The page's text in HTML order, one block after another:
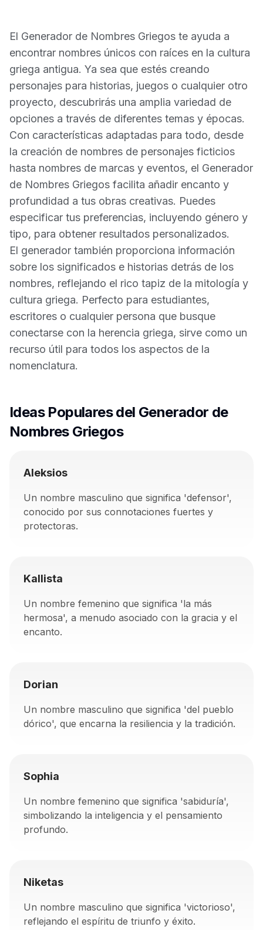
El Generador de Nombres Griegos te ayuda a
encontrar nombres únicos con raíces en la cultura
griega antigua. Ya sea que estés creando
personajes para historias, juegos o cualquier otro
proyecto, descubrirás una amplia variedad de
opciones a través de diferentes temas y épocas.
Con características adaptadas para todo, desde
la creación de nombres de personajes ficticios
hasta nombres de marcas y eventos, el Generador
de Nombres Griegos facilita añadir encanto y
profundidad a tus obras creativas. Puedes
especificar tus preferencias, incluyendo género y
tipo, para obtener resultados personalizados.
El generador también proporciona información
sobre los significados e historias detrás de los
nombres, reflejando el rico tapiz de la mitología y
cultura griega. Perfecto para estudiantes,
escritores o cualquier persona que busque
conectarse con la herencia griega, sirve como un
recurso útil para todos los aspectos de la
nomenclatura.
Ideas Populares del Generador de
Nombres Griegos
Aleksios
Un nombre masculino que significa 'defensor',
conocido por sus connotaciones fuertes y
protectoras.
Kallista
Un nombre femenino que significa 'la más
hermosa', a menudo asociado con la gracia y el
encanto.
Dorian
Un nombre masculino que significa 'del pueblo
dórico', que encarna la resiliencia y la tradición.
Sophia
Un nombre femenino que significa 'sabiduría',
simbolizando la inteligencia y el pensamiento
profundo.
Niketas
Un nombre masculino que significa 'victorioso',
reflejando el espíritu de triunfo y éxito.